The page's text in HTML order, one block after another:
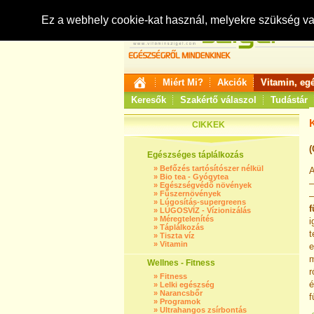
Ez a webhely cookie-kat használ, melyekre szükség
Miért Mi? Akciók Vitamin,
Keresők
Szakértő válaszol Tudástár
CIKKEK
Egészséges táplálkozás
» Befőzés tartósítószer nélkül
» Bio tea - Gyógytea
» Egészségvédő növények
» Fűszernövények
» Lúgosítás-supergreens
» LÚGOSVÍZ - Vízionizálás
» Méregtelenítés
» Táplálkozás
» Tiszta víz
» Vitamin
Wellnes - Fitness
» Fitness
» Lelki egészség
» Narancsbőr
» Programok
» Ultrahangos zsírbontás